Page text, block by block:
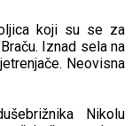
koji su se za
Iznad sela na
Neovisna
Nikolu